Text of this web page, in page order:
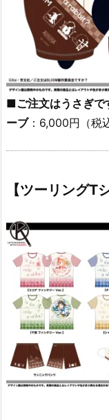
■ご注文はうさぎで
ーブ：6,000円（税
【ツーリングT